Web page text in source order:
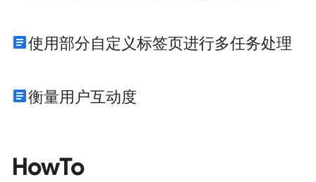
article使用部分自定义标签页进行多任务处理
article衡量用户互动度
HowTo